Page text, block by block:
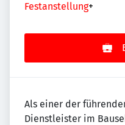
Festanstellung+
Als einer der
Dienstleister im